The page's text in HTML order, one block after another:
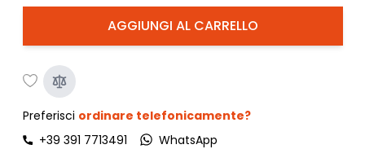
AGGIUNGI AL CARRELLO
Preferisci ordinare telefonicamente?
+39 391 7713491
WhatsApp